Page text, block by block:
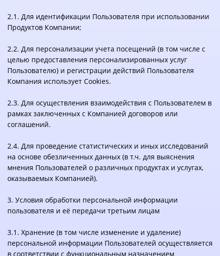
2.1. Для идентификации Пользователя при использовании
Продуктов Компании;
2.2. Для персонализации учета посещений (в том числе с
целью предоставления персонализированных услуг
Пользователю) и регистрации действий Пользователя
Компания использует Cookies.
2.3. Для осуществления взаимодействия с Пользователем в
рамках заключенных с Компанией договоров или
соглашений.
2.4. Для проведение статистических и иных исследований
на основе обезличенных данных (в т.ч. для выяснения
мнения Пользователей о различных продуктах и услугах,
оказываемых Компанией).
3. Условия обработки персональной информации
пользователя и её передачи третьим лицам
3.1. Хранение (в том числе изменение и удаление)
персональной информации Пользователей осуществляется
в соответствии с функциональным назначением